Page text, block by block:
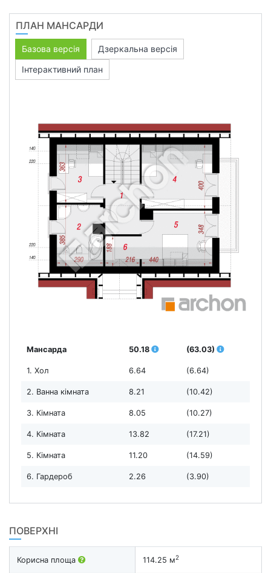
ПЛАН МАНСАРДИ
Базова версія
Дзеркальна версія
Інтерактивний план
Мансарда 50.18 (63.03)
1. Хол 6.64 (6.64)
2. Ванна кімната 8.21 (10.42)
3. Кімната 8.05 (10.27)
4. Кімната 13.82 (17.21)
5. Кімната 11.20 (14.59)
6. Гардероб 2.26 (3.90)
ПОВЕРХНІ
Корисна площа 114.25 м2